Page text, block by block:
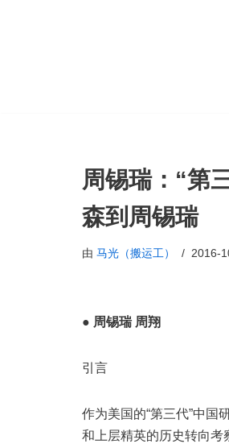
周锡瑞：“第
森到周锡瑞
由 马光（搬运工） 2016-
● 周锡瑞 周翔
引言
作为美国的“第三代”中
和上层精英的历史转向